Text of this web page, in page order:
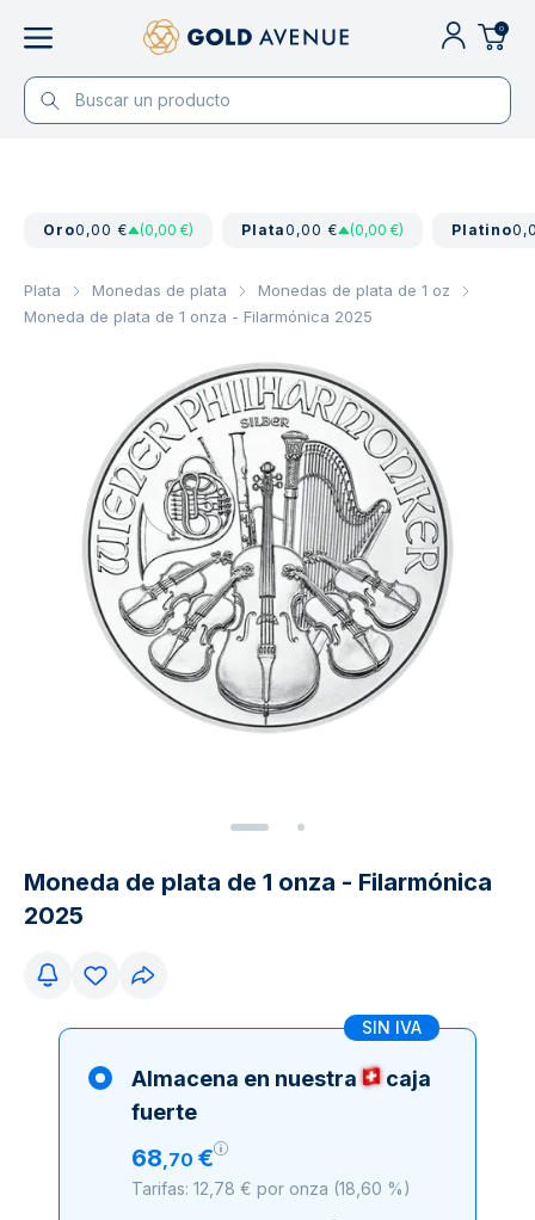
0
Oro0,00 € (0,00 €) Plata0,00 € (0,00 €) Platino
Plata Monedas de plata
Monedas de plata de 1 oz
Moneda de plata de 1 onza - Filarmónica 2025
Moneda de plata de 1 onza - Filarmónica
2025
SIN IVA
Almacena en nuestra
caja
fuerte
68,70 €
Tarifas: 12,78 € por onza (18,60 %)